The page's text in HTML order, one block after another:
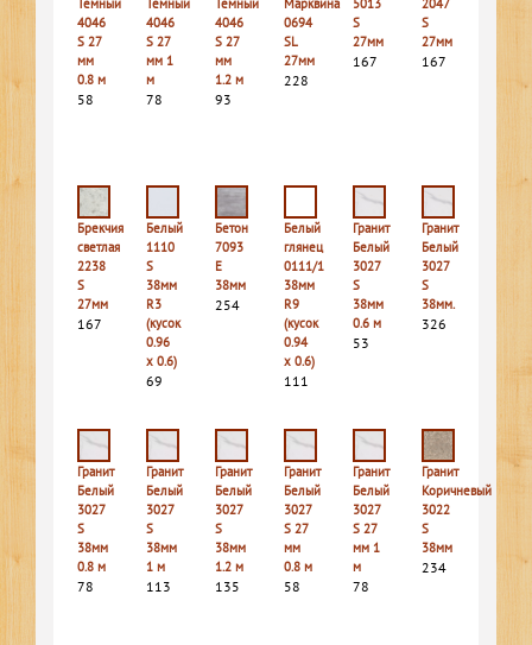
Темный
4046
S 27
мм
0.8 м
58
Темный
4046
S 27
мм 1
м
78
Темный
4046
S 27
мм
1.2 м
93
Марквина
0694
SL
27мм
228
5013
S
27мм
167
2047
S
27мм
167
Брекчия
светлая
2238
S
27мм
167
Белый
1110
S
38мм
R3
(кусок
0.96
х 0.6)
69
Бетон
7093
E
38мм
254
Белый
глянец
0111/1
38мм
R9
(кусок
0.94
х 0.6)
111
Гранит
Белый
3027
S
38мм
0.6 м
53
Гранит
Белый
3027
S
38мм.
326
Гранит
Белый
3027
S
38мм
0.8 м
78
Гранит
Белый
3027
S
38мм
1 м
113
Гранит
Белый
3027
S
38мм
1.2 м
135
Гранит
Белый
3027
S 27
мм
0.8 м
58
Гранит
Белый
3027
S 27
мм 1
м
78
Гранит
Коричневый
3022
S
38мм
234